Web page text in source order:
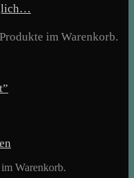
im Warenkorb.
Warenkorb.